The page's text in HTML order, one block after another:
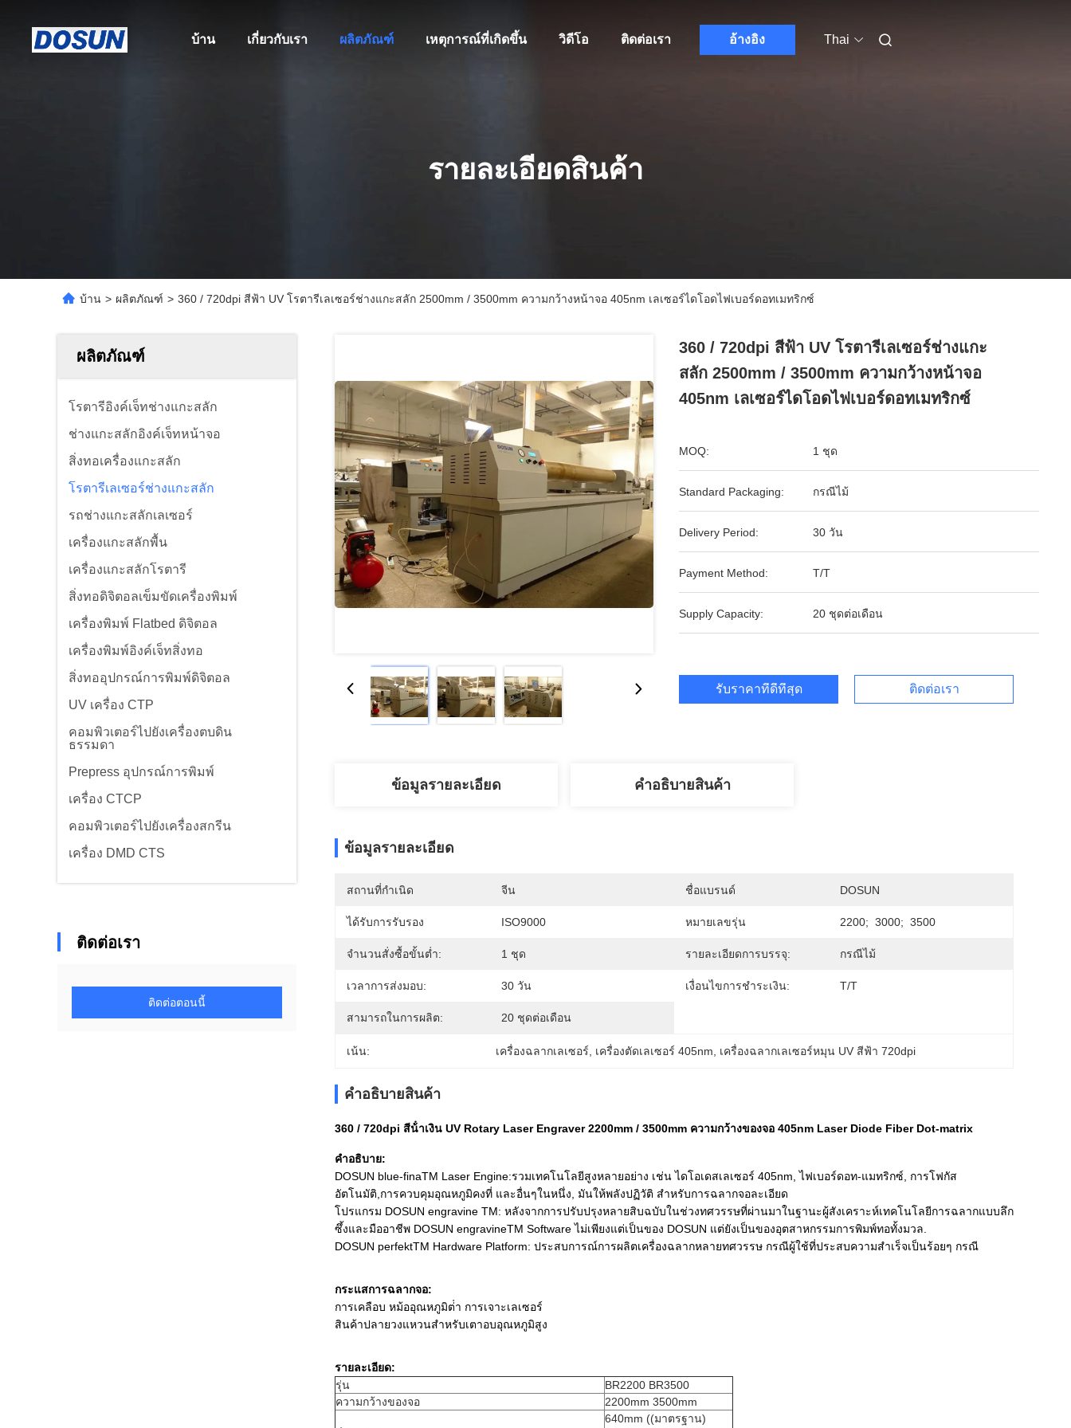
บ้าน เกี่ยวกับเรา ผลิตภัณฑ์ เหตุการณ์ที่เกิดขึ้น วิดีโอ ติดต่อเรา อ้างอิง Thai
รายละเอียดสินค้า
บ้าน > ผลิตภัณฑ์ > 360 / 720dpi สีฟ้า UV โรตารีเลเซอร์ช่างแกะสลัก 2500mm / 3500mm ความกว้างหน้าจอ 405nm เลเซอร์ไดโอดไฟเบอร์ดอทเมทริกซ์
ผลิตภัณฑ์
โรตารีอิงค์เจ็ทช่างแกะสลัก
ช่างแกะสลักอิงค์เจ็ทหน้าจอ
สิ่งทอเครื่องแกะสลัก
โรตารีเลเซอร์ช่างแกะสลัก
รถช่างแกะสลักเลเซอร์
เครื่องแกะสลักพื้น
เครื่องแกะสลักโรตารี
สิ่งทอดิจิตอลเข็มขัดเครื่องพิมพ์
เครื่องพิมพ์ Flatbed ดิจิตอล
เครื่องพิมพ์อิงค์เจ็ทสิ่งทอ
สิ่งทออุปกรณ์การพิมพ์ดิจิตอล
UV เครื่อง CTP
คอมพิวเตอร์ไปยังเครื่องตบดิน
ธรรมดา
Prepress อุปกรณ์การพิมพ์
เครื่อง CTCP
คอมพิวเตอร์ไปยังเครื่องสกรีน
เครื่อง DMD CTS
ติดต่อเรา
ติดต่อตอนนี้
360 / 720dpi สีฟ้า UV โรตารีเลเซอร์ช่างแกะ
สลัก 2500mm / 3500mm ความกว้างหน้าจอ
405nm เลเซอร์ไดโอดไฟเบอร์ดอทเมทริกซ์
MOQ: 1 ชุด
Standard Packaging: กรณีไม้
Delivery Period: 30 วัน
Payment Method: T/T
Supply Capacity: 20 ชุดต่อเดือน
รับราคาที่ดีที่สุด ติดต่อเรา
ข้อมูลรายละเอียด คําอธิบายสินค้า
ข้อมูลรายละเอียด
สถานที่กำเนิด จีน ชื่อแบรนด์ DOSUN
ได้รับการรับรอง ISO9000 หมายเลขรุ่น 2200;  3000;  3500
จำนวนสั่งซื้อขั้นต่ำ: 1 ชุด รายละเอียดการบรรจุ: กรณีไม้
เวลาการส่งมอบ: 30 วัน เงื่อนไขการชำระเงิน: T/T
สามารถในการผลิต: 20 ชุดต่อเดือน
เน้น: เครื่องฉลากเลเซอร์ เครื่องตัดเลเซอร์ 405nm เครื่องฉลากเลเซอร์หมุน UV สีฟ้า 720dpi
คําอธิบายสินค้า
360 / 720dpi สีน้ําเงิน UV Rotary Laser Engraver 2200mm / 3500mm ความกว้างของจอ 405nm Laser Diode Fiber Dot-matrix
คําอธิบาย:
DOSUN blue-finaTM Laser Engine:รวมเทคโนโลยีสูงหลายอย่าง เช่น ไดโอเดสเลเซอร์ 405nm, ไฟเบอร์ดอท-แมทริกซ์, การโฟกัส
อัตโนมัติ,การควบคุมอุณหภูมิคงที่ และอื่นๆในหนึ่ง, มันให้พลังปฏิวัติ สําหรับการฉลากจอละเอียด
โปรแกรม DOSUN engravine TM: หลังจากการปรับปรุงหลายสิบฉบับในช่วงทศวรรษที่ผ่านมาในฐานะผู้สังเคราะห์เทคโนโลยีการฉลากแบบลึก
ซึ้งและมืออาชีพ DOSUN engravineTM Software ไม่เพียงแต่เป็นของ DOSUN แต่ยังเป็นของอุตสาหกรรมการพิมพ์ทอทั้งมวล.
DOSUN perfektTM Hardware Platform: ประสบการณ์การผลิตเครื่องฉลากหลายทศวรรษ กรณีผู้ใช้ที่ประสบความสําเร็จเป็นร้อยๆ กรณี
กระแสการฉลากจอ:
การเคลือบ หม้ออุณหภูมิต่ํา การเจาะเลเซอร์
สินค้าปลายวงแหวนสําหรับเตาอบอุณหภูมิสูง
รายละเอียด:
รุ่น
BR2200 BR3500
ความกว้างของจอ
2200mm 3500mm
640mm ((มาตรฐาน)